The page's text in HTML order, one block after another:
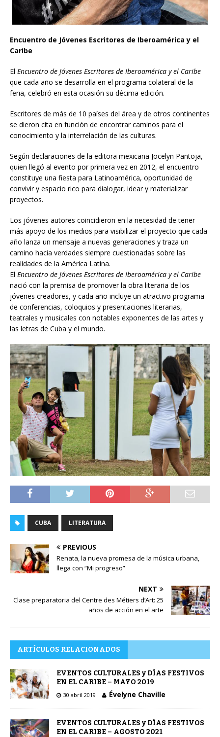
Encuentro de Jóvenes Escritores de Iberoamérica y el
Caribe
El Encuentro de Jóvenes Escritores de Iberoamérica y el Caribe
que cada año se desarrolla en el programa colateral de la
feria, celebró en esta ocasión su décima edición.
Escritores de más de 10 países del área y de otros continentes
se dieron cita en función de encontrar caminos para el
conocimiento y la interrelación de las culturas.
Según declaraciones de la editora mexicana Jocelyn Pantoja,
quien llegó al evento por primera vez en 2012, el encuentro
constituye una fiesta para Latinoamérica, oportunidad de
convivir y espacio rico para dialogar, idear y materializar
proyectos.
Los jóvenes autores coincidieron en la necesidad de tener
más apoyo de los medios para visibilizar el proyecto que cada
año lanza un mensaje a nuevas generaciones y traza un
camino hacia verdades siempre cuestionadas sobre las
realidades de la América Latina.
El Encuentro de Jóvenes Escritores de Iberoamérica y el Caribe
nació con la premisa de promover la obra literaria de los
jóvenes creadores, y cada año incluye un atractivo programa
de conferencias, coloquios y presentaciones literarias,
teatrales y musicales con notables exponentes de las artes y
las letras de Cuba y el mundo.
CUBA LITERATURA
PREVIOUS
Renata, la nueva promesa de la música urbana,
llega con “Mi progreso”
NEXT
Clase preparatoria del Centre des Métiers d’Art: 25
años de acción en el arte
ARTÍCULOS RELACIONADOS
EVENTOS CULTURALES y DÍAS FESTIVOS
EN EL CARIBE – MAYO 2019
30 abril 2019 Évelyne Chaville
EVENTOS CULTURALES y DÍAS FESTIVOS
EN EL CARIBE – AGOSTO 2021